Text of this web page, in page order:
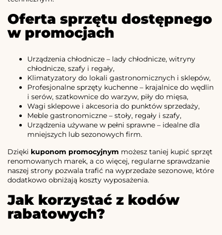
Oferta sprzętu dostępnego
w promocjach
Urządzenia chłodnicze – lady chłodnicze, witryny
chłodnicze, szafy i regały,
Klimatyzatory do lokali gastronomicznych i sklepów,
Profesjonalne sprzęty kuchenne – krajalnice do wędlin
i serów, szatkownice do warzyw, piły do mięsa,
Wagi sklepowe i akcesoria do punktów sprzedaży,
Meble gastronomiczne – stoły, regały i szafy,
Urządzenia używane w pełni sprawne – idealne dla
mniejszych lub sezonowych firm.
Dzięki kuponom promocyjnym możesz taniej kupić sprzęt
renomowanych marek, a co więcej, regularne sprawdzanie
naszej strony pozwala trafić na wyprzedaże sezonowe, które
dodatkowo obniżają koszty wyposażenia.
Jak korzystać z kodów
rabatowych?